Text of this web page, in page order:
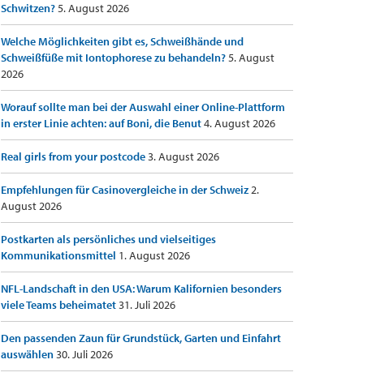
Schwitzen?5. August 2026
Welche Möglichkeiten gibt es, Schweißhände und
Schweißfüße mit Iontophorese zu behandeln?5. August
2026
Worauf sollte man bei der Auswahl einer Online-Plattform
in erster Linie achten: auf Boni, die Benut4. August 2026
Real girls from your postcode3. August 2026
Empfehlungen für Casinovergleiche in der Schweiz2.
August 2026
Postkarten als persönliches und vielseitiges
Kommunikationsmittel 1. August 2026
NFL-Landschaft in den USA: Warum Kalifornien besonders
viele Teams beheimatet31. Juli 2026
Den passenden Zaun für Grundstück, Garten und Einfahrt
auswählen30. Juli 2026